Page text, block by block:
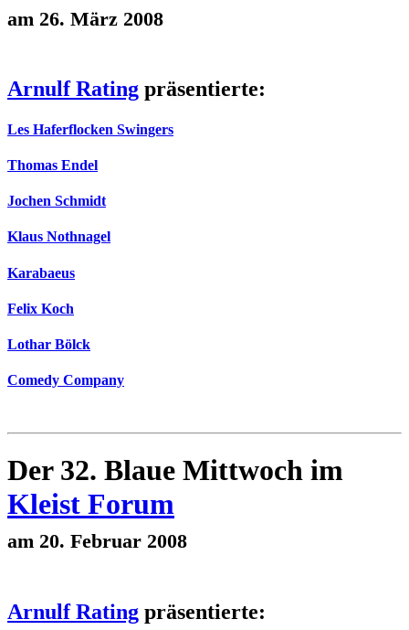
am 26. März 2008
Arnulf Rating präsentierte:
Les Haferflocken Swingers
Thomas Endel
Jochen Schmidt
Klaus Nothnagel
Karabaeus
Felix Koch
Lothar Bölck
Comedy Company
Der 32. Blaue Mittwoch im
Kleist Forum
am 20. Februar 2008
Arnulf Rating präsentierte: